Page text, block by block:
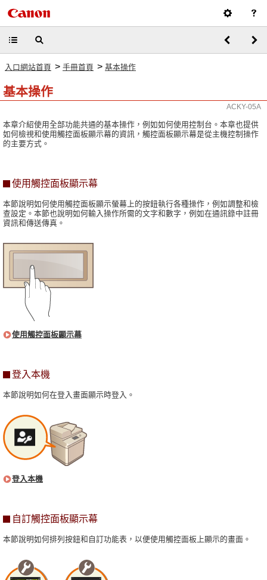
入口網站首頁 > 手冊首頁 > 基本操作
基本操作
ACKY-05A
本章介紹使用全部功能共通的基本操作，例如如何使用控制台。本章也提供
如何檢視和使用觸控面板顯示幕的資訊，觸控面板顯示幕是從主機控制操作
的主要方式。
使用觸控面板顯示幕
本節說明如何使用觸控面板顯示螢幕上的按鈕執行各種操作，例如調整和檢
查設定。本節也說明如何輸入操作所需的文字和數字，例如在通訊錄中註冊
資訊和傳送傳真。
使用觸控面板顯示幕
登入本機
本節說明如何在登入畫面顯示時登入。
登入本機
自訂觸控面板顯示幕
本節說明如何排列按鈕和自訂功能表，以便使用觸控面板上顯示的畫面。